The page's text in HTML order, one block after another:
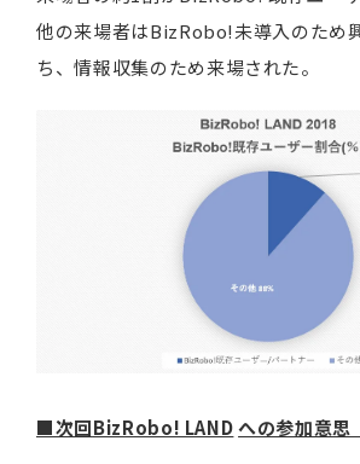
他の来場者はBizRobo!未導入のため
ち、情報収集のため来場された。
■次回BizRobo! LANDへの参加意思